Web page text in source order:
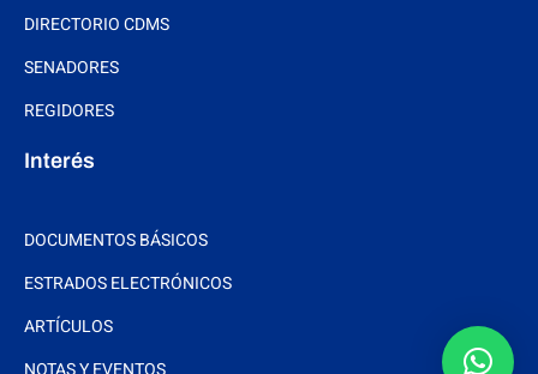
DIRECTORIO CDMS
SENADORES
REGIDORES
Interés
DOCUMENTOS BÁSICOS
ESTRADOS ELECTRÓNICOS
ARTÍCULOS